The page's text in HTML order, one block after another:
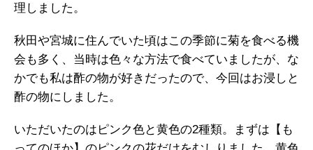
理しました。
秋田や宮城に住んでいた頃はこの季節に菊を食べる機
会も多く、当時は色々な方法で食べていましたが、な
かでも私は酢の物が好きだったので、今回はお浸しと
酢の物にしました。
いただいたのはピンク色と黄色の2種類。まずは【も